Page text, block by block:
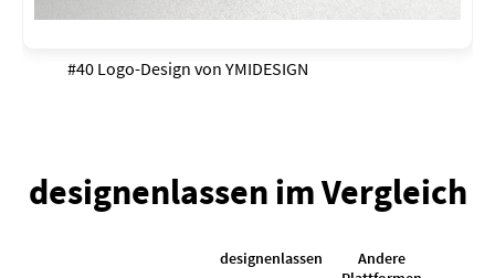
#40 Logo-Design von YMIDESIGN
designenlassen im Vergleich
designenlassen
Andere